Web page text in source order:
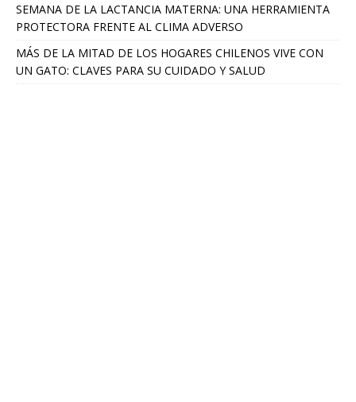
SEMANA DE LA LACTANCIA MATERNA: UNA HERRAMIENTA
PROTECTORA FRENTE AL CLIMA ADVERSO
MÁS DE LA MITAD DE LOS HOGARES CHILENOS VIVE CON
UN GATO: CLAVES PARA SU CUIDADO Y SALUD